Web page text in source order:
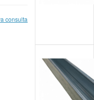
consulta